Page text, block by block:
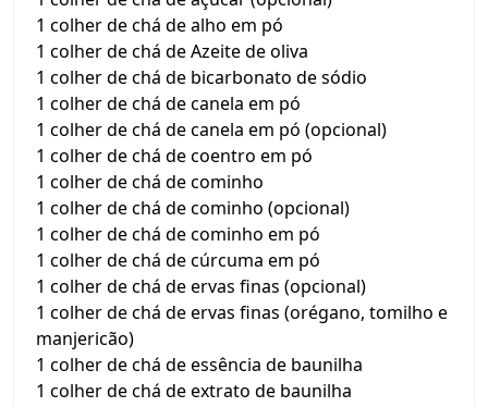
1 colher de chá de alho em pó
1 colher de chá de Azeite de oliva
1 colher de chá de bicarbonato de sódio
1 colher de chá de canela em pó
1 colher de chá de canela em pó (opcional)
1 colher de chá de coentro em pó
1 colher de chá de cominho
1 colher de chá de cominho (opcional)
1 colher de chá de cominho em pó
1 colher de chá de cúrcuma em pó
1 colher de chá de ervas finas (opcional)
1 colher de chá de ervas finas (orégano, tomilho e
manjericão)
1 colher de chá de essência de baunilha
1 colher de chá de extrato de baunilha